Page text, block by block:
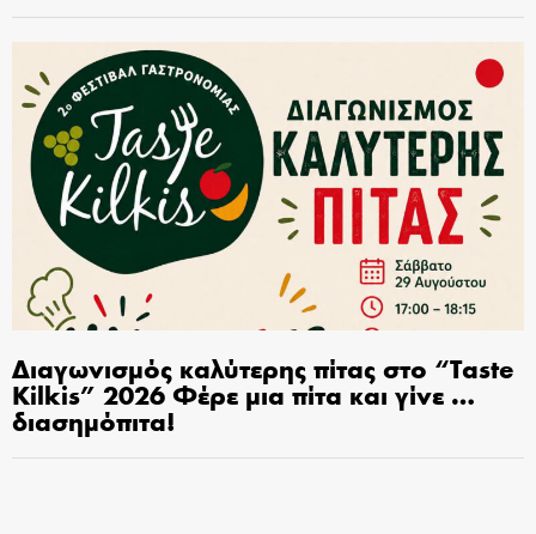
Διαγωνισμός καλύτερης πίτας στο “Taste
Kilkis” 2026 Φέρε μια πίτα και γίνε …
διασημόπιτα!